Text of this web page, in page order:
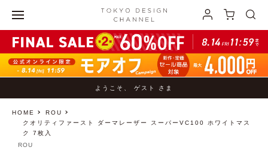
ようこそ、 ゲスト さま
HOME
ROU
クオリティファースト ダーマレーザー スーパーVC100 ホワイトマス
ク 7枚入
ROU